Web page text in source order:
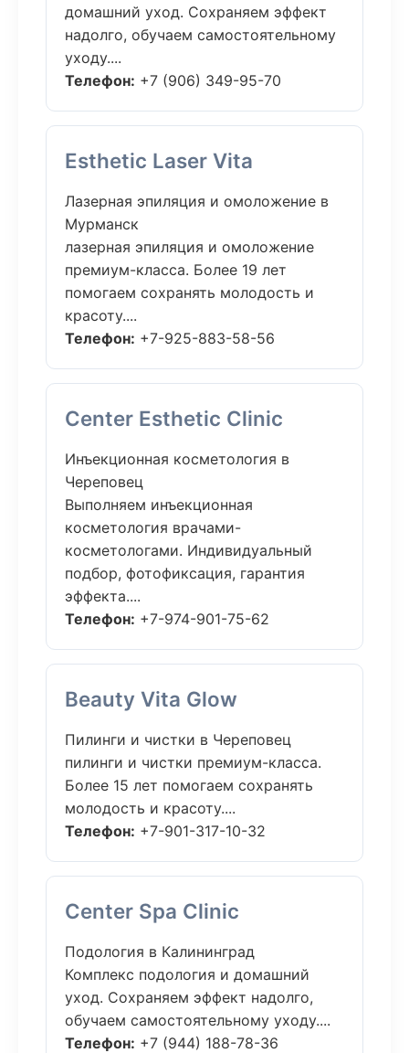
домашний уход. Сохраняем эффект
надолго, обучаем самостоятельному
уходу....
Телефон: +7 (906) 349-95-70
Esthetic Laser Vita
Лазерная эпиляция и омоложение в
Мурманск
лазерная эпиляция и омоложение
премиум-класса. Более 19 лет
помогаем сохранять молодость и
красоту....
Телефон: +7-925-883-58-56
Center Esthetic Clinic
Инъекционная косметология в
Череповец
Выполняем инъекционная
косметология врачами-
косметологами. Индивидуальный
подбор, фотофиксация, гарантия
эффекта....
Телефон: +7-974-901-75-62
Beauty Vita Glow
Пилинги и чистки в Череповец
пилинги и чистки премиум-класса.
Более 15 лет помогаем сохранять
молодость и красоту....
Телефон: +7-901-317-10-32
Center Spa Clinic
Подология в Калининград
Комплекс подология и домашний
уход. Сохраняем эффект надолго,
обучаем самостоятельному уходу....
Телефон: +7 (944) 188-78-36